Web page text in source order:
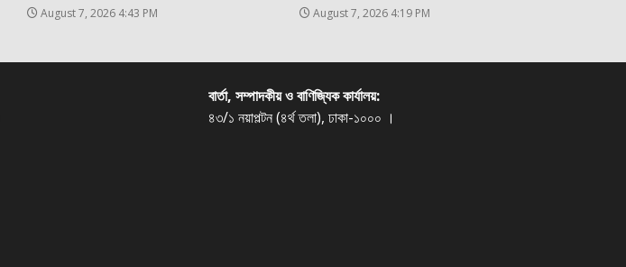
August 7, 2026 4:43 PM August 7, 2026 4:19 PM
বার্তা, সম্পাদকীয় ও বাণিজ্যিক কার্যালয়:
৪৩/১ নয়াপল্টন (৪র্থ তলা), ঢাকা-১০০০ ।